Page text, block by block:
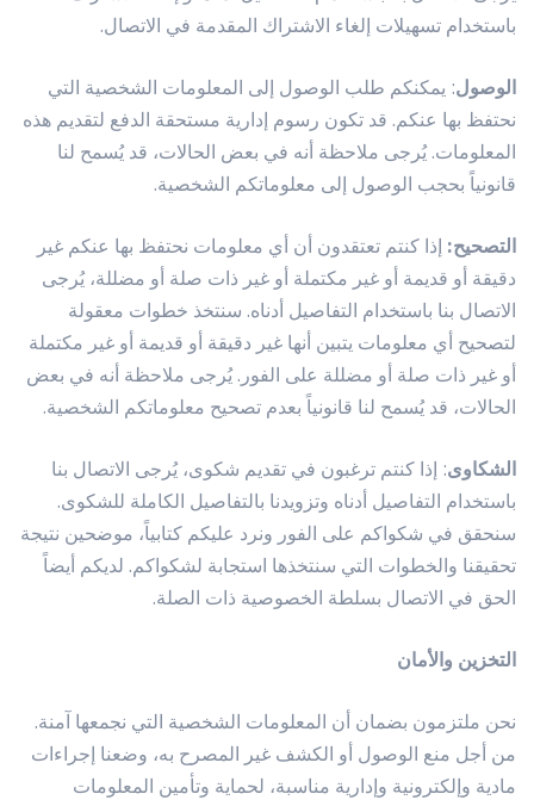
باستخدام تسهيلات إلغاء الاشتراك المقدمة في الاتصال.
الوصول: يمكنكم طلب الوصول إلى المعلومات الشخصية التي
نحتفظ بها عنكم. قد تكون رسوم إدارية مستحقة الدفع لتقديم هذه
المعلومات. يُرجى ملاحظة أنه في بعض الحالات، قد يُسمح لنا
قانونياً بحجب الوصول إلى معلوماتكم الشخصية.
التصحيح: إذا كنتم تعتقدون أن أي معلومات نحتفظ بها عنكم غير
دقيقة أو قديمة أو غير مكتملة أو غير ذات صلة أو مضللة، يُرجى
الاتصال بنا باستخدام التفاصيل أدناه. سنتخذ خطوات معقولة
لتصحيح أي معلومات يتبين أنها غير دقيقة أو قديمة أو غير مكتملة
أو غير ذات صلة أو مضللة على الفور. يُرجى ملاحظة أنه في بعض
الحالات، قد يُسمح لنا قانونياً بعدم تصحيح معلوماتكم الشخصية.
الشكاوى: إذا كنتم ترغبون في تقديم شكوى، يُرجى الاتصال بنا
باستخدام التفاصيل أدناه وتزويدنا بالتفاصيل الكاملة للشكوى.
سنحقق في شكواكم على الفور ونرد عليكم كتابياً، موضحين نتيجة
تحقيقنا والخطوات التي سنتخذها استجابة لشكواكم. لديكم أيضاً
الحق في الاتصال بسلطة الخصوصية ذات الصلة.
التخزين والأمان
نحن ملتزمون بضمان أن المعلومات الشخصية التي نجمعها آمنة.
من أجل منع الوصول أو الكشف غير المصرح به، وضعنا إجراءات
مادية وإلكترونية وإدارية مناسبة، لحماية وتأمين المعلومات